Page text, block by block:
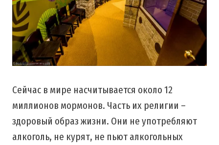
Сейчас в мире насчитывается около 12
миллионов мормонов. Часть их религии –
здоровый образ жизни. Они не употребляют
алкоголь, не курят, не пьют алкогольных